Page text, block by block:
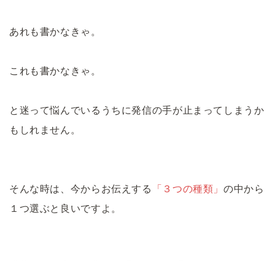
あれも書かなきゃ。
これも書かなきゃ。
と迷って悩んでいるうちに発信の手が止まってしまうか
もしれません。
そんな時は、今からお伝えする 「３つの種類」の中から
１つ選ぶと良いですよ。